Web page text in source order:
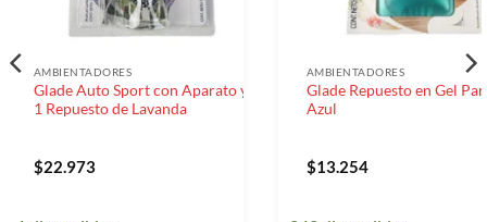
AMBIENTADORES
Glade Auto Sport con Aparato y
1 Repuesto de Lavanda
$22.973
AMBIENTADORES
Glade Repuesto en Gel
Azul
$13.254